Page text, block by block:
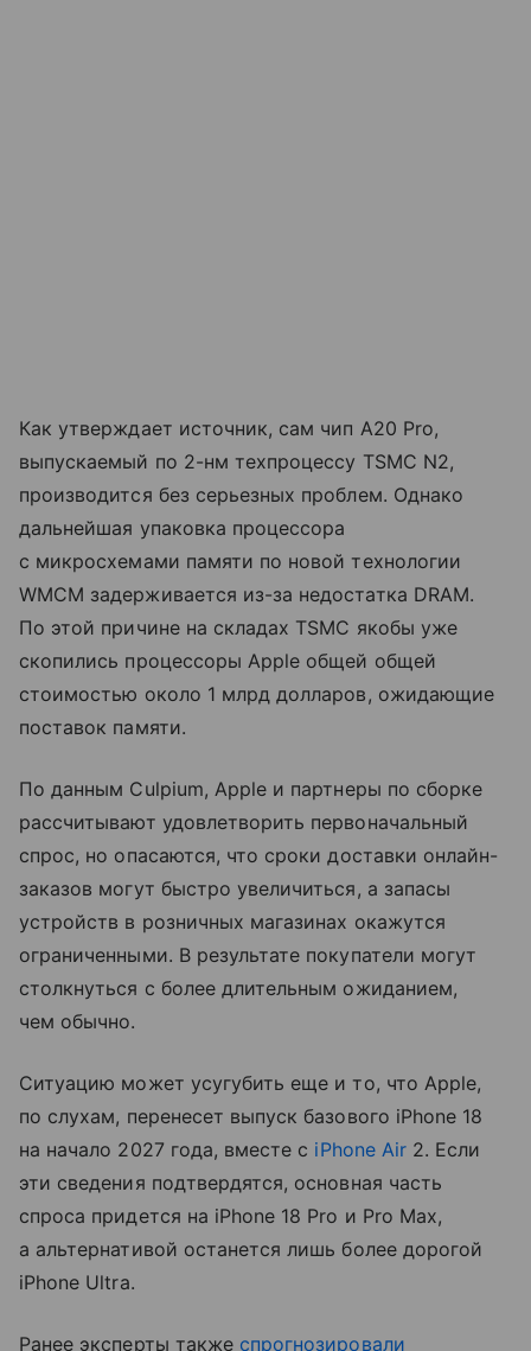
Как утверждает источник, сам чип A20 Pro,
выпускаемый по 2-нм техпроцессу TSMC N2,
производится без серьезных проблем. Однако
дальнейшая упаковка процессора
с микросхемами памяти по новой технологии
WMCM задерживается из-за недостатка DRAM.
По этой причине на складах TSMC якобы уже
скопились процессоры Apple общей общей
стоимостью около 1 млрд долларов, ожидающие
поставок памяти.
По данным Culpium, Apple и партнеры по сборке
рассчитывают удовлетворить первоначальный
спрос, но опасаются, что сроки доставки онлайн-
заказов могут быстро увеличиться, а запасы
устройств в розничных магазинах окажутся
ограниченными. В результате покупатели могут
столкнуться с более длительным ожиданием,
чем обычно.
Ситуацию может усугубить еще и то, что Apple,
по слухам, перенесет выпуск базового iPhone 18
на начало 2027 года, вместе с iPhone Air2. Если
эти сведения подтвердятся, основная часть
спроса придется на iPhone 18 Pro и Pro Max,
а альтернативой останется лишь более дорогой
iPhone Ultra.
Ранее эксперты также спрогнозировали